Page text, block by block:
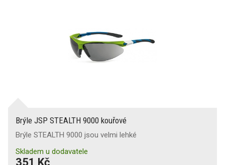
Brýle JSP STEALTH 9000 kouřové
Brýle STEALTH 9000 jsou velmi lehké
Skladem u dodavatele
351 Kč